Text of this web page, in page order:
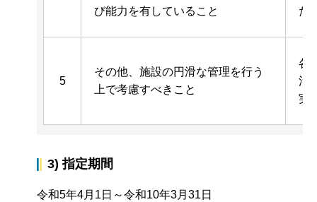
び能力を有していること
た
5
その他、施設の円滑な管理を行う
上で考慮すべきこと
各
活
実
3) 指定期間
令和5年4月1日～令和10年3月31日